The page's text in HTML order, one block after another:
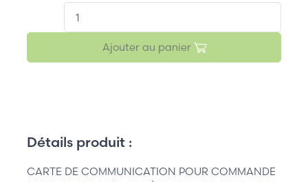
Ajouter au panier
Détails produit :
CARTE DE COMMUNICATION POUR COMMANDE